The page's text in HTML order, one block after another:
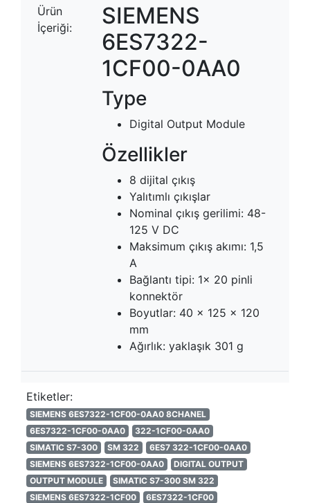
Ürün
İçeriği:
SIEMENS
6ES7322-
1CF00-0AA0
Type
Digital Output Module
Özellikler
8 dijital çıkış
Yalıtımlı çıkışlar
Nominal çıkış gerilimi: 48-
125 V DC
Maksimum çıkış akımı: 1,5
A
Bağlantı tipi: 1x 20 pinli
konnektör
Boyutlar: 40 x 125 x 120
mm
Ağırlık: yaklaşık 301 g
Etiketler:
SIEMENS 6ES7322-1CF00-0AA0 8CHANEL
6ES7322-1CF00-0AA0
322-1CF00-0AA0
SIMATIC S7-300
SM 322
6ES7 322-1CF00-0AA0
SIEMENS 6ES7322-1CF00-0AA0
DIGITAL OUTPUT
OUTPUT MODULE
SIMATIC S7-300 SM 322
SIEMENS 6ES7322-1CF00
6ES7322-1CF00